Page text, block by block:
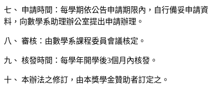
七、 申請時間：每學期依公告申請期限內，自行備妥申請資
料，向數學系助理辦公室提出申請辦理。
八、 審核：由數學系課程委員會議核定。
九、 核發時間：每學年開學後3個月內核發。
十、 本辦法之修訂，由本獎學金贊助者訂定之。